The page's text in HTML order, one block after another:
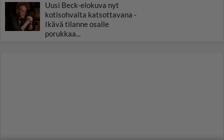
Uusi Beck-elokuva nyt
kotisohvalta katsottavana -
Ikävä tilanne osalle
porukkaa...